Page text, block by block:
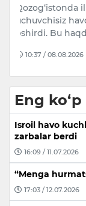
Toshkent
O‘zbekiston
09:11 / 07.08.2026
Eng
Isroil havo
zarbalar berdi
16:09 / 11.07.2026
“Menga
17:03 / 12.07.2026